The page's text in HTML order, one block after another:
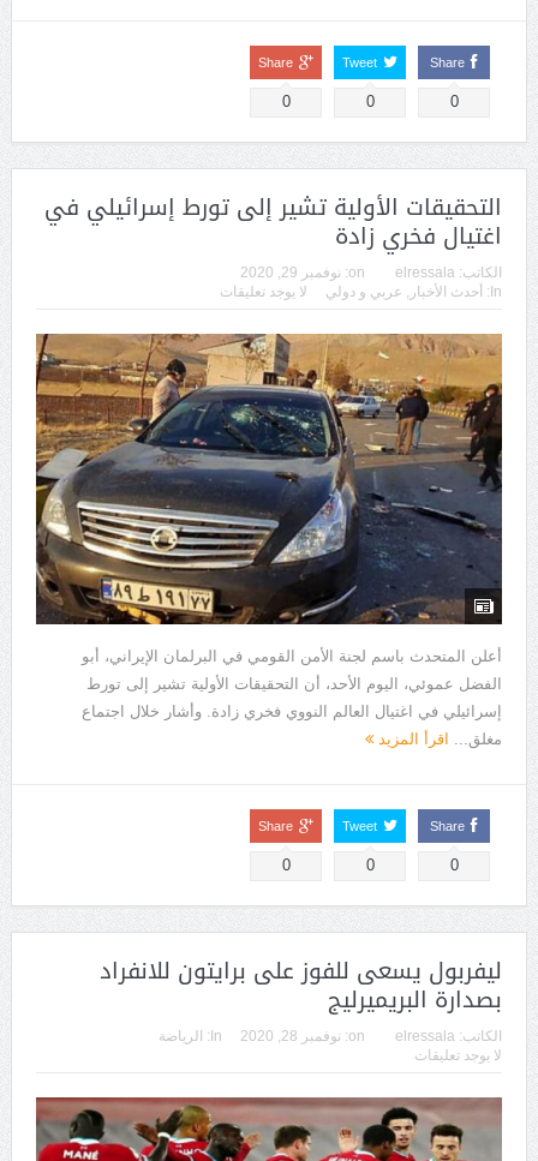
Share
0
Tweet
0
Share
0
التحقيقات الأولية تشير إلى تورط إسرائيلي في
اغتيال فخري زادة
الكاتب: elressala
on: نوفمبر 29, 2020
In:
أحدث الأخبار , عربي و دولي لا يوجد تعليقات
أعلن المتحدث باسم لجنة الأمن القومي في البرلمان الإيراني، أبو
الفضل عموئي، اليوم الأحد، أن التحقيقات الأولية تشير إلى تورط
إسرائيلي في اغتيال العالم النووي فخري زادة. وأشار خلال اجتماع
مغلق...
اقرأ المزيد
Share
0
Tweet
0
Share
0
ليفربول يسعى للفوز على برايتون للانفراد
بصدارة البريميرليج
الكاتب: elressala
on: نوفمبر 28, 2020 In: الرياضة
لا يوجد تعليقات